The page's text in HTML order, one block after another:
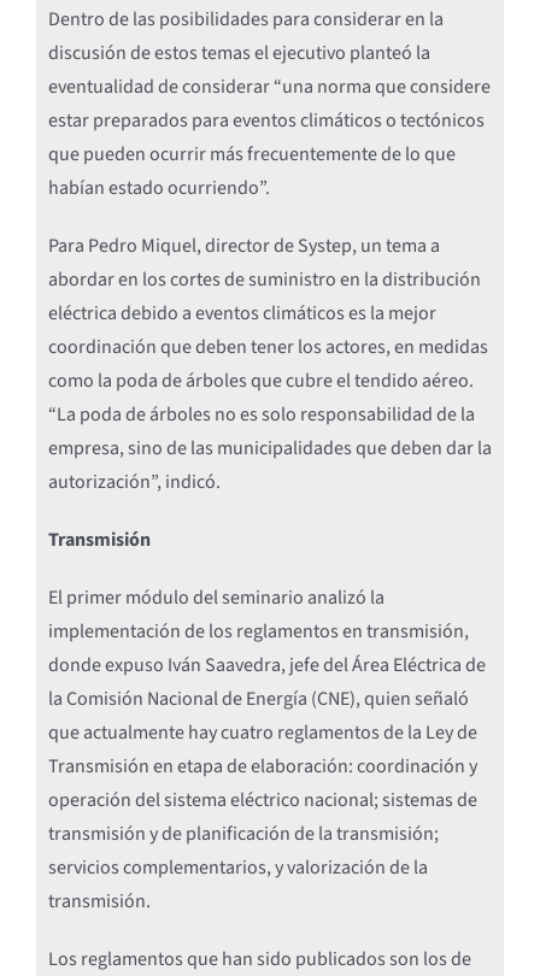
Dentro de las posibilidades para considerar en la
discusión de estos temas el ejecutivo planteó la
eventualidad de considerar “una norma que considere
estar preparados para eventos climáticos o tectónicos
que pueden ocurrir más frecuentemente de lo que
habían estado ocurriendo”.
Para Pedro Miquel, director de Systep, un tema a
abordar en los cortes de suministro en la distribución
eléctrica debido a eventos climáticos es la mejor
coordinación que deben tener los actores, en medidas
como la poda de árboles que cubre el tendido aéreo.
“La poda de árboles no es solo responsabilidad de la
empresa, sino de las municipalidades que deben dar la
autorización”, indicó.
Transmisión
El primer módulo del seminario analizó la
implementación de los reglamentos en transmisión,
donde expuso Iván Saavedra, jefe del Área Eléctrica de
la Comisión Nacional de Energía (CNE), quien señaló
que actualmente hay cuatro reglamentos de la Ley de
Transmisión en etapa de elaboración: coordinación y
operación del sistema eléctrico nacional; sistemas de
transmisión y de planificación de la transmisión;
servicios complementarios, y valorización de la
transmisión.
Los reglamentos que han sido publicados son los de